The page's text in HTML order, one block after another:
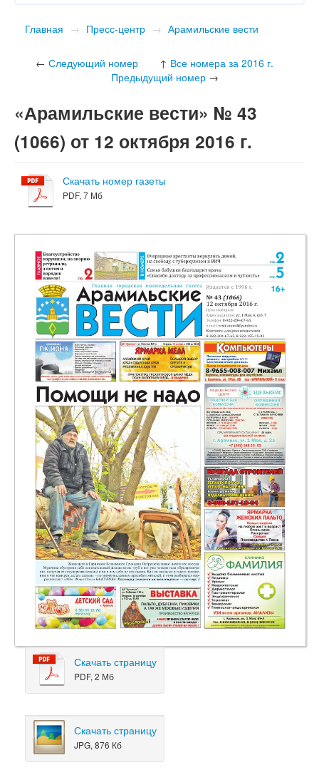
Главная → Пресс-центр → Арамильские вести
← Следующий номер ↑ Все номера за 2016 г.
Предыдущий номер →
«Арамильские вести» № 43
(1066) от 12 октября 2016 г.
Скачать номер газеты
PDF, 7 Мб
Скачать страницу
PDF, 2 Мб
Скачать страницу
JPG, 876 Кб